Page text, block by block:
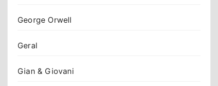
George Orwell
Geral
Gian & Giovani